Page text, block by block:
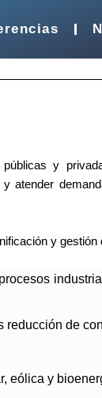
y
atender
y gestión
de
eólica y